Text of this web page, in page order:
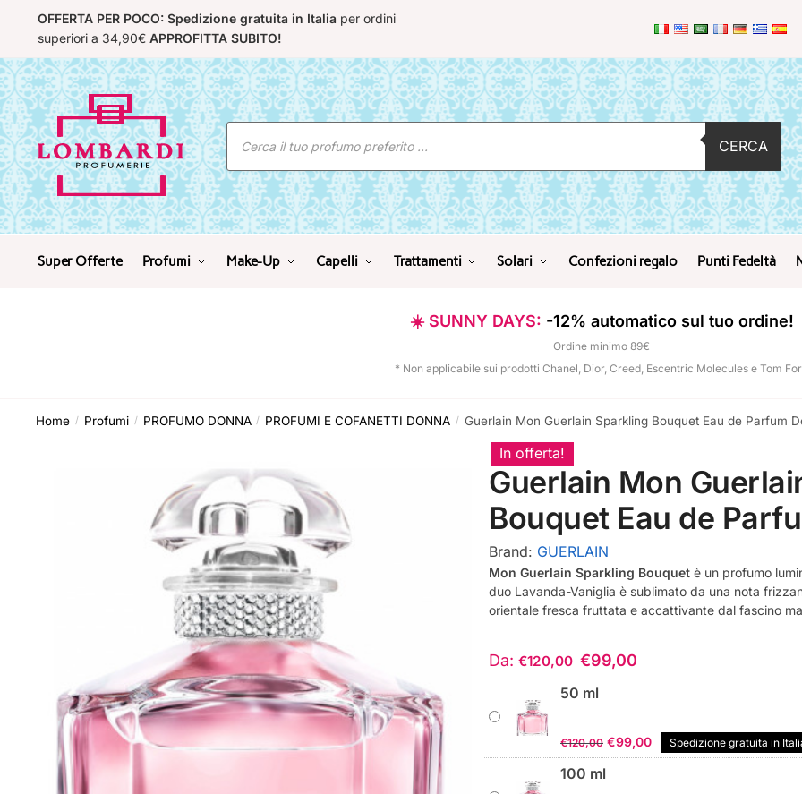
navigation
content
OFFERTA PER POCO: Spedizione gratuita in Italia per ordini
superiori a 34,90€ APPROFITTA SUBITO!
Ricerca
prodotti
CERCA
Super Offerte Profumi Make-Up Capelli Trattamenti Solari Confezioni regalo Punti Fedeltà
☀️ SUNNY DAYS: -12% automatico sul tuo ordine!
Ordine minimo 89€
* Non applicabile sui prodotti Chanel, Dior, Creed, Escentric Molecules e Tom
Home / Profumi / PROFUMO DONNA / PROFUMI E COFANETTI DONNA / Guerlain Mon Guerlain Sparkling Bouquet Eau de Parfum
In offerta!
Guerlain Mon
Bouquet Eau de
Brand: GUERLAIN
Mon Guerlain Sparkling Bouquet è un profumo
duo Lavanda-Vaniglia è sublimato da una nota
orientale fresca fruttata e accattivante dal fascino
Da: €120,00 €99,00
50 ml
€120,00 Il
prezzo
€99,00Il
prezzo
Spedizione gratuita in
100 ml